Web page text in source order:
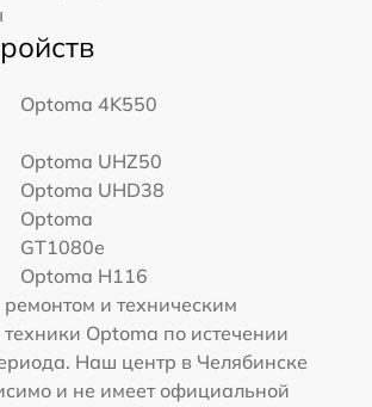
Optoma 4K550
Optoma UHZ50
Optoma UHD38
Optoma
GT1080e
Optoma H116
и техническим
Optoma по истечении
Наш центр в Челябинске
и не имеет официальной